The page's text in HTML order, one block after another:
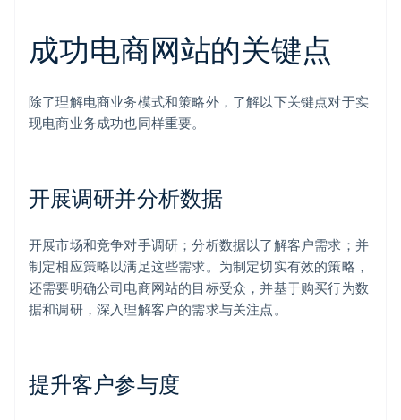
成功电商网站的关键点
除了理解电商业务模式和策略外，了解以下关键点对于实
现电商业务成功也同样重要。
开展调研并分析数据
开展市场和竞争对手调研；分析数据以了解客户需求；并
制定相应策略以满足这些需求。为制定切实有效的策略，
还需要明确公司电商网站的目标受众，并基于购买行为数
据和调研，深入理解客户的需求与关注点。
提升客户参与度